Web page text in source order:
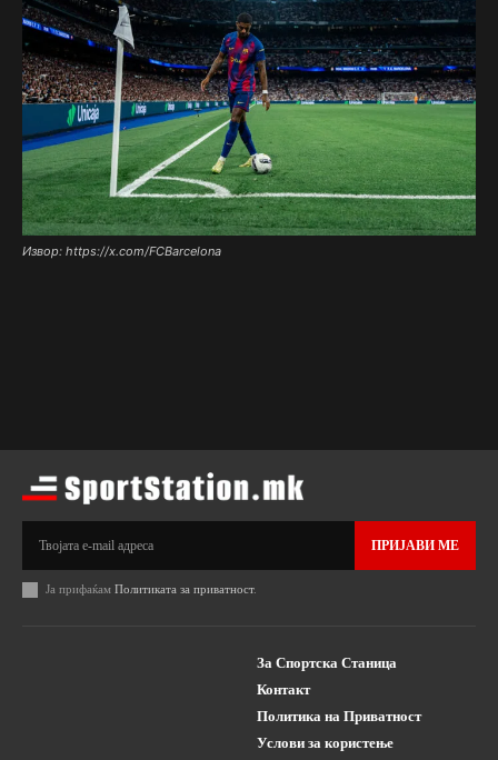
Извор: https://x.com/FCBarcelona
ПРИЈАВИ МЕ
Ја прифаќам Политиката за приватност.
За Спортска Станица
Контакт
Политика на Приватност
Услови за користење